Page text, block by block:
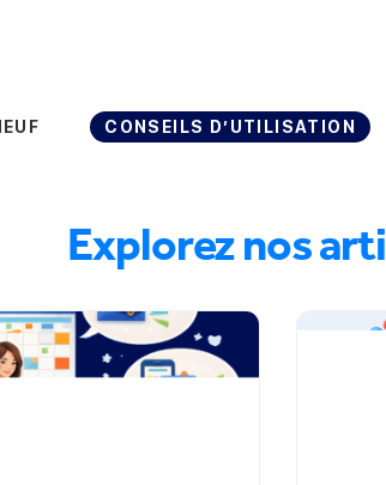
CONSEILS D’UTILISATION
Explorez nos